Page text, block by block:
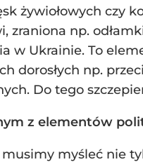
żywiołowych czy
zraniona np.
w Ukrainie. To
dorosłych np.
Do tego
z elementów
musimy myśleć nie